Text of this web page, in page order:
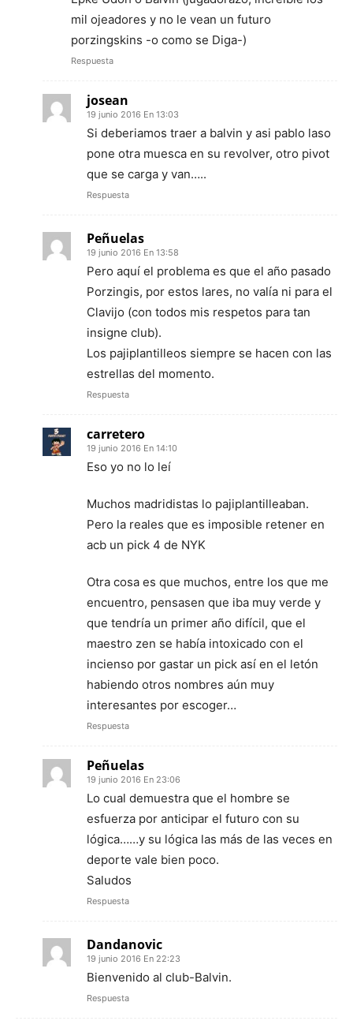
mil ojeadores y no le vean un futuro
porzingskins -o como se Diga-)
Respuesta
josean
19 junio 2016 En 13:03
Si deberiamos traer a balvin y asi pablo laso
pone otra muesca en su revolver, otro pivot
que se carga y van…..
Respuesta
Peñuelas
19 junio 2016 En 13:58
Pero aquí el problema es que el año pasado
Porzingis, por estos lares, no valía ni para el
Clavijo (con todos mis respetos para tan
insigne club).
Los pajiplantilleos siempre se hacen con las
estrellas del momento.
Respuesta
carretero
19 junio 2016 En 14:10
Eso yo no lo leí
Muchos madridistas lo pajiplantilleaban.
Pero la reales que es imposible retener en
acb un pick 4 de NYK
Otra cosa es que muchos, entre los que me
encuentro, pensasen que iba muy verde y
que tendría un primer año difícil, que el
maestro zen se había intoxicado con el
incienso por gastar un pick así en el letón
habiendo otros nombres aún muy
interesantes por escoger…
Respuesta
Peñuelas
19 junio 2016 En 23:06
Lo cual demuestra que el hombre se
esfuerza por anticipar el futuro con su
lógica……y su lógica las más de las veces en
deporte vale bien poco.
Saludos
Respuesta
Dandanovic
19 junio 2016 En 22:23
Bienvenido al club-Balvin.
Respuesta